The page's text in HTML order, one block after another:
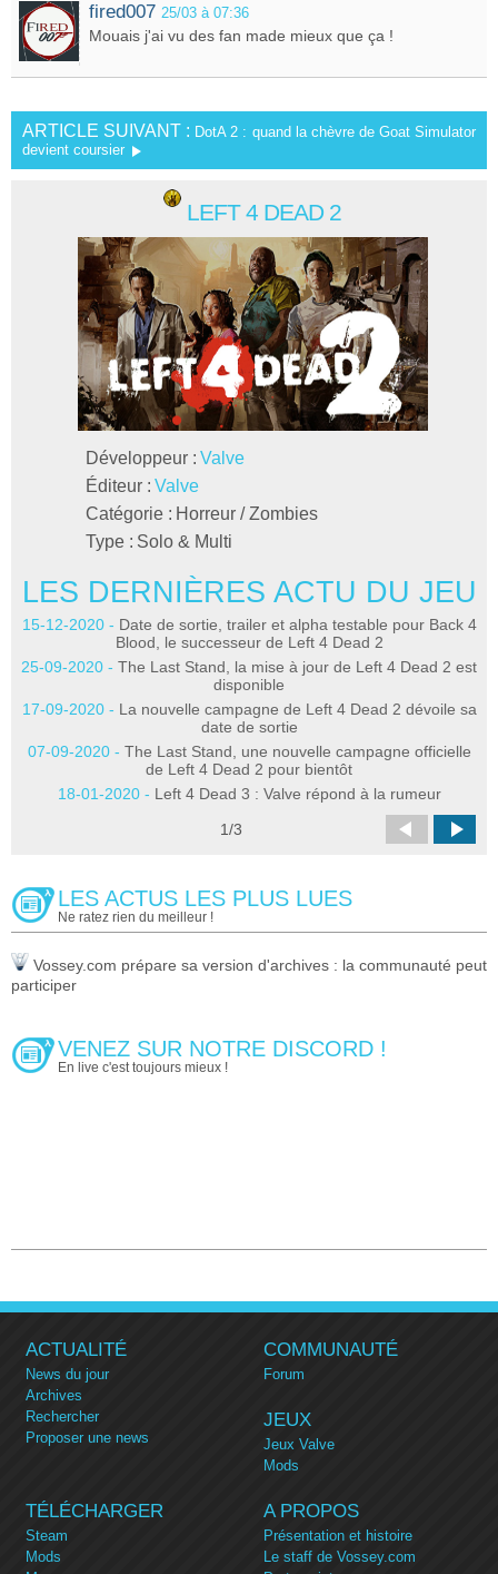
fired007 25/03 à 07:36
Mouais j'ai vu des fan made mieux que ça !
ARTICLE SUIVANT : DotA 2 : quand la chèvre de Goat Simulator
devient coursier
LEFT 4 DEAD 2
Développeur : Valve
Éditeur : Valve
Catégorie : Horreur / Zombies
Type : Solo & Multi
LES DERNIÈRES ACTU DU JEU
15-12-2020 - Date de sortie, trailer et alpha testable pour Back 4
Blood, le successeur de Left 4 Dead 2
25-09-2020 - The Last Stand, la mise à jour de Left 4 Dead 2 est
disponible
17-09-2020 - La nouvelle campagne de Left 4 Dead 2 dévoile sa
date de sortie
07-09-2020 - The Last Stand, une nouvelle campagne officielle
de Left 4 Dead 2 pour bientôt
18-01-2020 - Left 4 Dead 3 : Valve répond à la rumeur
1/3
LES ACTUS LES PLUS LUES
Ne ratez rien du meilleur !
Vossey.com prépare sa version d'archives : la communauté peut
participer
VENEZ SUR NOTRE DISCORD !
En live c'est toujours mieux !
ACTUALITÉ
News du jour
Archives
Rechercher
Proposer une news
COMMUNAUTÉ
Forum
JEUX
Jeux Valve
Mods
TÉLÉCHARGER
Steam
Mods
A PROPOS
Présentation et histoire
Le staff de Vossey.com